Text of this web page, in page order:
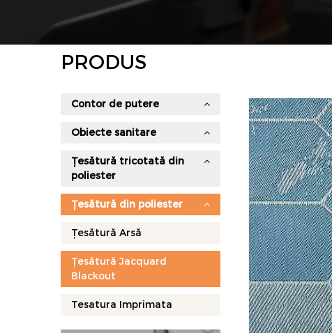
PRODUS
Contor de putere
Obiecte sanitare
Țesătură tricotată din
poliester
Țesătură din poliester
Țesătură Arsă
Țesătură Jacquard
Blackout
Tesatura Imprimata